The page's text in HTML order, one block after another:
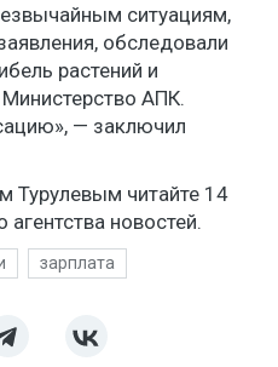
ситуациям,
обследовали
растений и
АПК.
— заключил
Турулевым читайте 14
новостей.
зарплата